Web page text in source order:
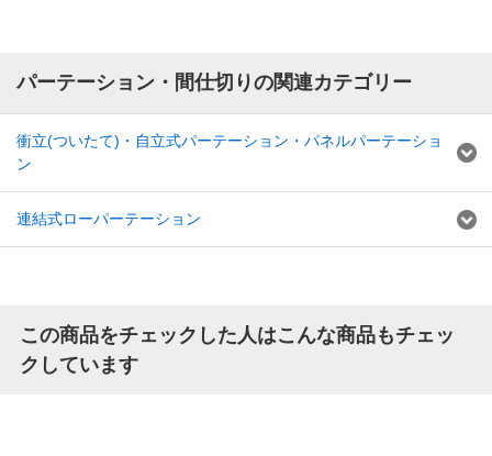
パーテーション・間仕切りの関連カテゴリー
衝立(ついたて)・自立式パーテーション・パネルパーテーショ
ン
連結式ローパーテーション
この商品をチェックした人はこんな商品もチェッ
クしています